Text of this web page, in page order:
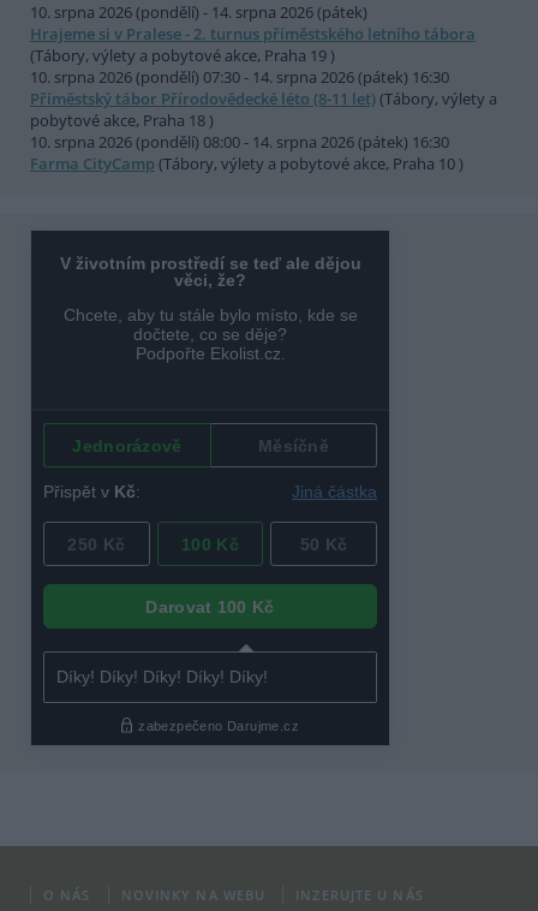
10. srpna 2026 (pondělí) - 14. srpna 2026 (pátek)
Hrajeme si v Pralese - 2. turnus příměstského letního tábora
(Tábory, výlety a pobytové akce, Praha 19 )
10. srpna 2026 (pondělí) 07:30 - 14. srpna 2026 (pátek) 16:30
Příměstský tábor Přírodovědecké léto (8-11 let)(Tábory, výlety a
pobytové akce, Praha 18 )
10. srpna 2026 (pondělí) 08:00 - 14. srpna 2026 (pátek) 16:30
Farma CityCamp (Tábory, výlety a pobytové akce, Praha 10 )
O NÁS NOVINKY NA WEBU INZERUJTE U NÁS